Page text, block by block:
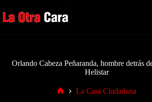
al
contenido
Orlando Cabeza Peñaranda, hombre detrás
Helistar
La Cara Ciudadana